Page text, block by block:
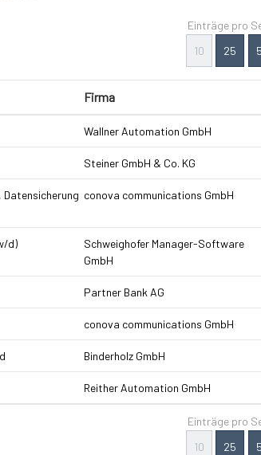
Einträge pro
10
25
Firma
Wallner Automation GmbH
Steiner GmbH & Co. KG
conova communications GmbH
d)
Schweighofer Manager-Software
GmbH
Partner Bank AG
conova communications GmbH
Binderholz GmbH
Reither Automation GmbH
Einträge pro
10
25